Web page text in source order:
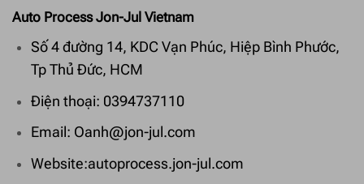
Auto Process Jon-Jul Vietnam
Số 4 đường 14, KDC Vạn Phúc, Hiệp Bình Phước,
Tp Thủ Đức, HCM
Điện thoại: 0394737110
Email: Oanh@jon-jul.com
Website:autoprocess.jon-jul.com